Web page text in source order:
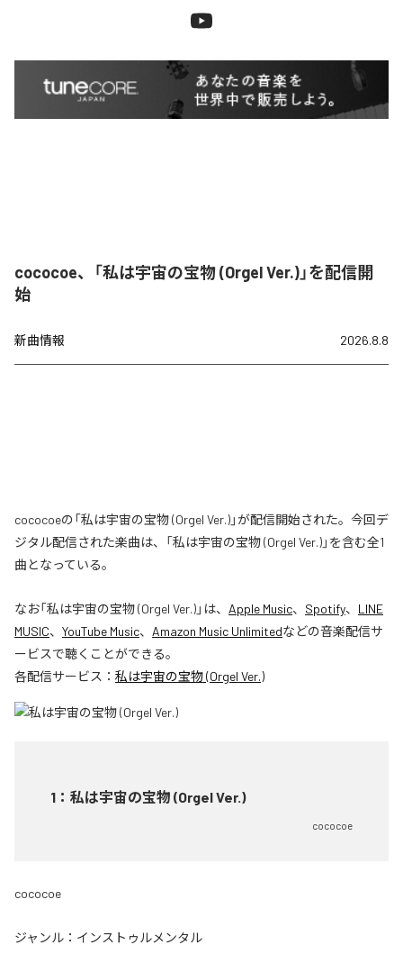
cococoe、「私は宇宙の宝物 (Orgel Ver.)」を配信開
始
新曲情報 2026.8.8
cococoeの「私は宇宙の宝物 (Orgel Ver.)」が配信開始された。今回デ
ジタル配信された楽曲は、「私は宇宙の宝物 (Orgel Ver.)」を含む全1
曲となっている。
なお「私は宇宙の宝物 (Orgel Ver.)」は、 Apple Music、 Spotify、 LINE
MUSIC、 YouTube Music、 Amazon Music Unlimitedなどの音楽配信サ
ービスで聴くことができる。
各配信サービス： 私は宇宙の宝物 (Orgel Ver.)
1 ： 私は宇宙の宝物 (Orgel Ver.)
cococoe
cococoe
ジャンル： インストゥルメンタル